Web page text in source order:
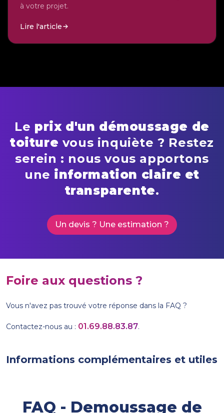
à votre projet.
Lire l'article
Le prix d'un démoussage de
toiture vous inquiète ? Restez
serein : nous vous apportons
une information claire et
transparente.
Un devis ? Une estimation ?
Foire aux questions ?
Vous n'avez pas trouvé votre réponse dans la FAQ ?
Contactez-nous au : 01.69.88.83.87.
Informations complémentaires et utiles
FAQ - Demoussage de